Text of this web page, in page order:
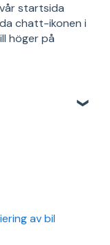
startsida
chatt-ikonen i
höger på
av bil